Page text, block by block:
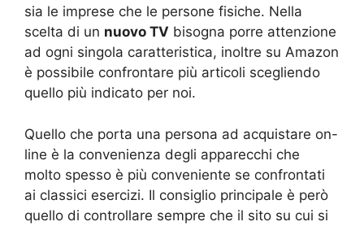
sia le imprese che le persone fisiche. Nella
scelta di un nuovo TV bisogna porre attenzione
ad ogni singola caratteristica, inoltre su Amazon
è possibile confrontare più articoli scegliendo
quello più indicato per noi.
Quello che porta una persona ad acquistare on-
line è la convenienza degli apparecchi che
molto spesso è più conveniente se confrontati
ai classici esercizi. Il consiglio principale è però
quello di controllare sempre che il sito su cui si